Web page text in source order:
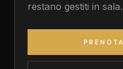
restano gestiti in sala.